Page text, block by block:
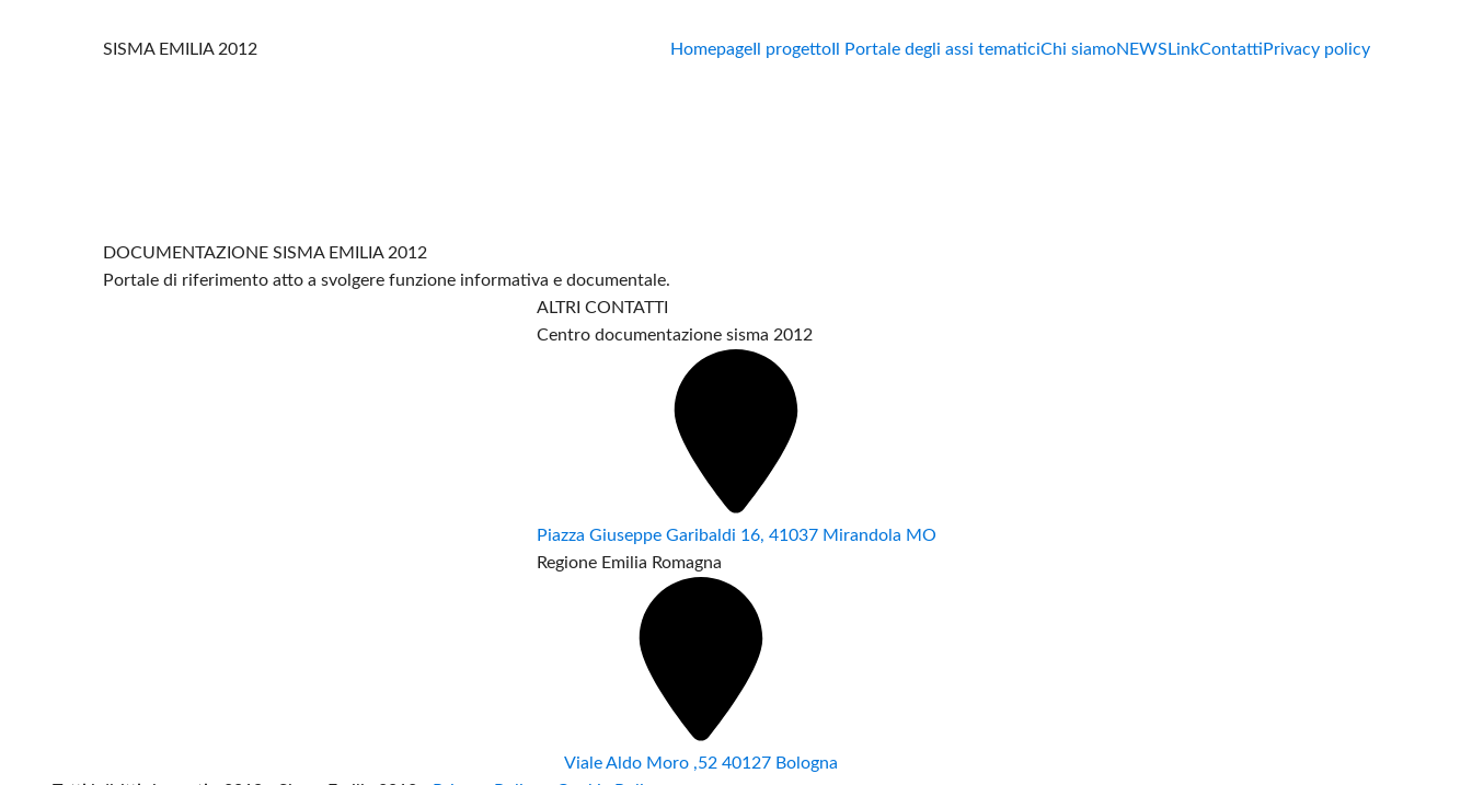
SISMA EMILIA 2012
DOCUMENTAZIONE SISMA EMILIA 2012
Portale di riferimento atto a svolgere funzione informativa e documentale.
HomepageIl progettoIl Portale degli assi tematiciChi siamoNEWS LinkContatti Privacy policy
ALTRI CONTATTI
Centro documentazione sisma 2012
Piazza Giuseppe Garibaldi 16, 41037 Mirandola MO
Regione Emilia Romagna
Viale Aldo Moro ,52 40127 Bologna